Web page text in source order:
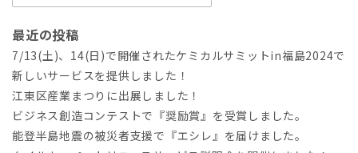
最近の投稿
7/13(土)、14(日)で開催されたケミカルサミットin福島2024で
新しいサービスを提供しました！
江東区産業まつりに出展しました！
ビジネス創造コンテストで『奨励賞』を受賞しました。
能登半島地震の被災者支援で『エシレ』を届けました。